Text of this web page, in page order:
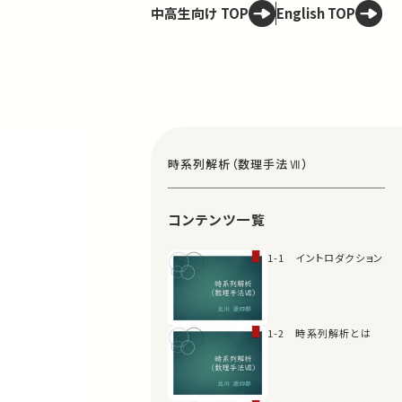
中高生向け TOP English TOP
時系列解析（数理手法Ⅶ）
コンテンツ一覧
1-1 イントロダクション
1-2 時系列解析とは